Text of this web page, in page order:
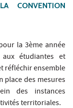
CONVENTION
la 3ème année
étudiantes et
réfléchir ensemble
place des mesures
des instances
territoriales.